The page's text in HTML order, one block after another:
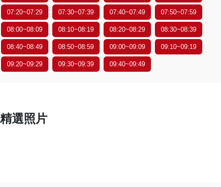
07:20~07:29 07:30~07:39 07:40~07:49 07:50~07:59
08:00~08:09 08:10~08:19 08:20~08:29 08:30~08:39
08:40~08:49 08:50~08:59 09:00~09:09 09:10~09:19
09:20~09:29 09:30~09:39 09:40~09:49
精選照片